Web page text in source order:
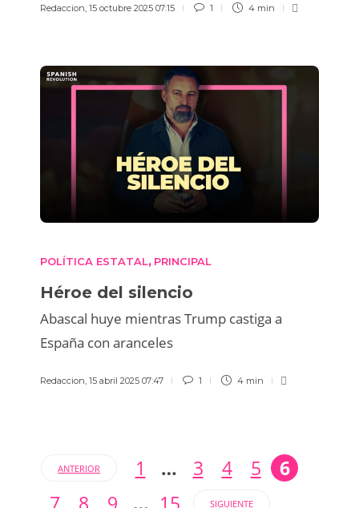
Redaccion, 15 octubre 2025 07:15 1 4 min
POLÍTICA ESTATAL, PRINCIPAL
Héroe del silencio
Abascal huye mientras Trump castiga a
España con aranceles
Redaccion 15 abril 2025 07:47 1 4 min
ANTERIOR 1 … 3 4 5
6
SIGUIENTE